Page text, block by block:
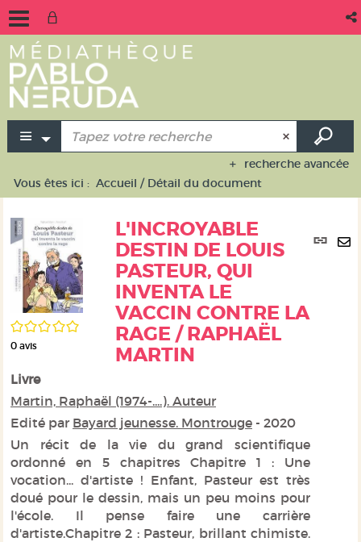
recherche avancée
Vous êtes ici : Accueil / Détail du document
/5
0 avis
L'INCROYABLE
DESTIN DE LOUIS
PASTEUR, QUI
INVENTA LE
VACCIN CONTRE LA
RAGE / RAPHAËL
MARTIN
Livre
Martin, Raphaël (1974-....). Auteur
Edité par Bayard jeunesse. Montrouge - 2020
Un récit de la vie du grand scientifique
ordonné en 5 chapitres Chapitre 1 : Une
vocation... d'artiste ! Enfant, Pasteur est très
doué pour le dessin, mais un peu moins pour
l'école. Il pense faire une carrière
d'artiste.Chapitre 2 : Pasteur, brillant chimiste.